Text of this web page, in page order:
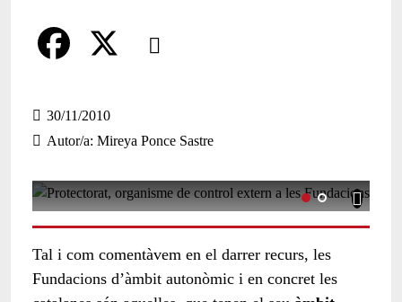
Comparteix
a
c
e
b
o
30/11/2010
Autor/a Mireya Ponce Sastre
Tal i com comentàvem en el darrer recurs, les
Fundacions d’àmbit autonòmic i en concret les